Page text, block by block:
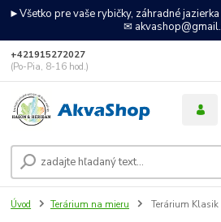
►Všetko pre vaše rybičky, záhradné
✉
+421915272027
(Po-Pia, 8-16 hod.)
Úvod Terárium na mieru Terárium